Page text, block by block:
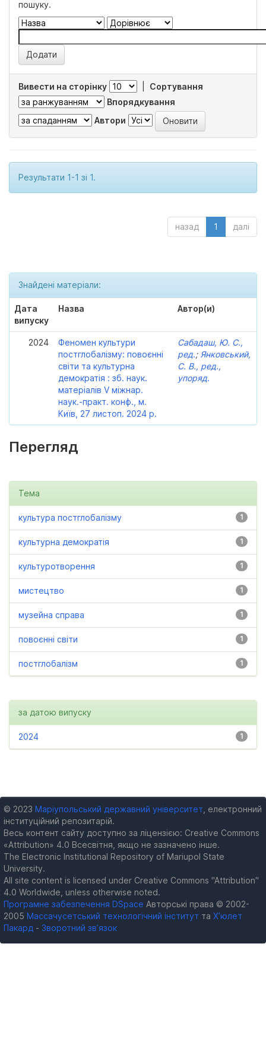
пошуку.
Вивести на сторінку
Сортування
Впорядкування
Автори
Результати 1-1 зі 1.
назад 1 далі
Знайдені матеріали:
Дата
випуску
Назва Автор(и)
2024
Феномен культури
постглобалізму: повоєнні
світи та культурна
демократія : зб. наук.
матеріалів V міжнар.
наук.-практ. конф., м.
Київ, 27 листоп. 2024 р.
Сабадаш, Ю. С.,
ред.; Янковський,
С. В., ред.,
упоряд.
Перегляд
Тема
1
культура постглобалізму
1
культурна демократія
1
культуротворення
1
мистецтво
1
музейна справа
1
повоєнні світи
1
постглобалізм
за датою випуску
1
2024
© 2023 Маріупольський державний університет , електронний
інституційний репозитарій.
Весь контент сайту доступно за ліцензією: Creative Commons
«Attribution» 4.0 Всесвітня, якщо не зазначено інше.
The Electronic Institutional Repository of Mariupol State
University.
All site content is licensed under Creative Commons "Attribution"
4.0 Worldwide, unless otherwise noted.
Програмне забезпечення DSpace Авторські права © 2002-
2005 Массачусетський технологічний інститут та Х’юлет
Пакард - Зворотний зв’язок